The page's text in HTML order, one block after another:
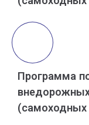
Программа
(самоходных